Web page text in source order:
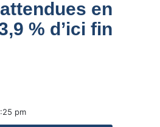
en
% d’ici fin
pm